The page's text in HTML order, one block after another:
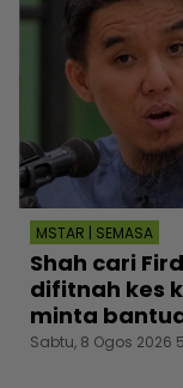
MSTAR | SEMASA
Shah cari
difitnah kes
minta
Sabtu, 8 Ogos 2026